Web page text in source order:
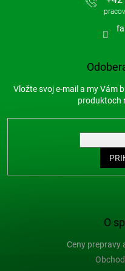
O
Ceny prepravy
Vložte svoj e-mail a my Vám
produktoch